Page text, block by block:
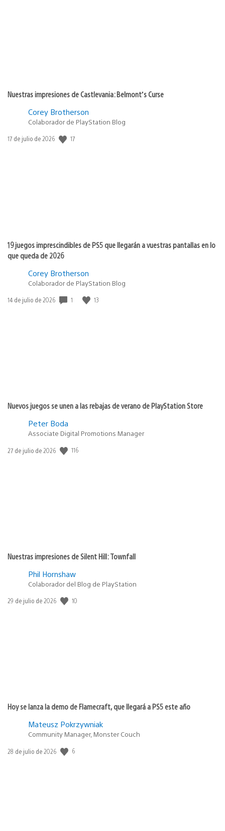
Nuestras impresiones de Castlevania: Belmont’s Curse
Corey Brotherson
Colaborador de PlayStation Blog
Fecha
17 de julio de 2026 17
19 juegos imprescindibles de PS5 que llegarán a vuestras pantallas en lo
que queda de 2026
Corey Brotherson
Colaborador de PlayStation Blog
Fecha
14 de julio de 2026 1 13
Nuevos juegos se unen a las rebajas de verano de PlayStation Store
Peter Boda
Associate Digital Promotions Manager
Fecha
27 de julio de 2026 116
Nuestras impresiones de Silent Hill: Townfall
Phil Hornshaw
Colaborador del Blog de PlayStation
Fecha
29 de julio de 2026 10
Hoy se lanza la demo de Flamecraft, que llegará a PS5 este año
Mateusz Pokrzywniak
Community Manager, Monster Couch
Fecha
28 de julio de 2026 6